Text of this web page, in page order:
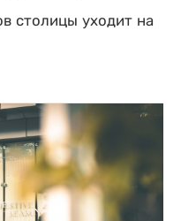
столицы уходит на